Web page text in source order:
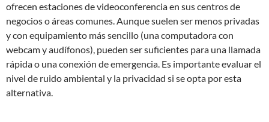
ofrecen estaciones de videoconferencia en sus centros de
negocios o áreas comunes. Aunque suelen ser menos privadas
y con equipamiento más sencillo (una computadora con
webcam y audífonos), pueden ser suficientes para una llamada
rápida o una conexión de emergencia. Es importante evaluar el
nivel de ruido ambiental y la privacidad si se opta por esta
alternativa.